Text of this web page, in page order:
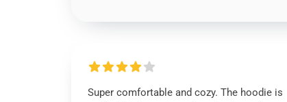
Super comfortable and cozy. The hoodie is